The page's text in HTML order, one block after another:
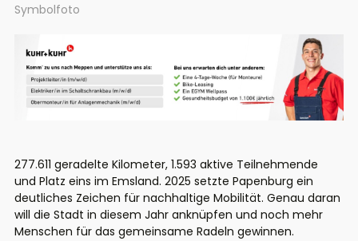
Symbolfoto
277.611 geradelte Kilometer, 1.593 aktive Teilnehmende
und Platz eins im Emsland. 2025 setzte Papenburg ein
deutliches Zeichen für nachhaltige Mobilität. Genau daran
will die Stadt in diesem Jahr anknüpfen und noch mehr
Menschen für das gemeinsame Radeln gewinnen.